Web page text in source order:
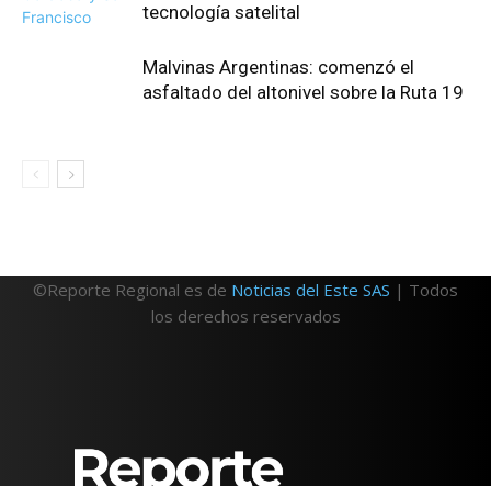
tecnología satelital
Malvinas Argentinas: comenzó el
asfaltado del altonivel sobre la Ruta 19
©Reporte Regional es de Noticias del Este SAS | Todos
los derechos reservados